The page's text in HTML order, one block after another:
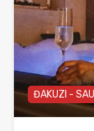
ĐAKUZI -